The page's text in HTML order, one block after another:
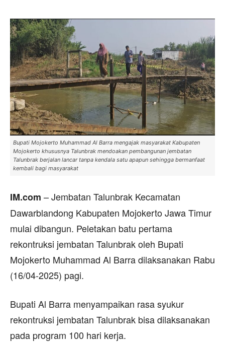
Bupati Mojokerto Muhammad Al Barra mengajak masyarakat Kabupaten
Mojokerto khususnya Talunbrak mendoakan pembangunan jembatan
Talunbrak berjalan lancar tanpa kendala satu apapun sehingga bermanfaat
kembali bagi masyarakat
IM.com – Jembatan Talunbrak Kecamatan
Dawarblandong Kabupaten Mojokerto Jawa Timur
mulai dibangun. Peletakan batu pertama
rekontruksi jembatan Talunbrak oleh Bupati
Mojokerto Muhammad Al Barra dilaksanakan Rabu
(16/04-2025) pagi.
Bupati Al Barra menyampaikan rasa syukur
rekontruksi jembatan Talunbrak bisa dilaksanakan
pada program 100 hari kerja.